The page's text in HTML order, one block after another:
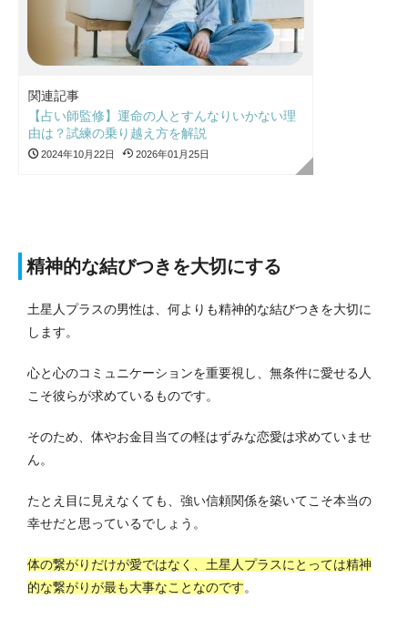
関連記事
【占い師監修】運命の人とすんなりいかない理
由は？試練の乗り越え方を解説
2024年10月22日 2026年01月25日
精神的な結びつきを大切にする
土星人プラスの男性は、何よりも精神的な結びつきを大切に
します。
心と心のコミュニケーションを重要視し、無条件に愛せる人
こそ彼らが求めているものです。
そのため、体やお金目当ての軽はずみな恋愛は求めていませ
ん。
たとえ目に見えなくても、強い信頼関係を築いてこそ本当の
幸せだと思っているでしょう。
体の繋がりだけが愛ではなく、土星人プラスにとっては精神
的な繋がりが最も大事なことなのです。